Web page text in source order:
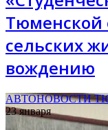
Тюменской
сельских
вождению
АВТОНОВОСТИ
23 января